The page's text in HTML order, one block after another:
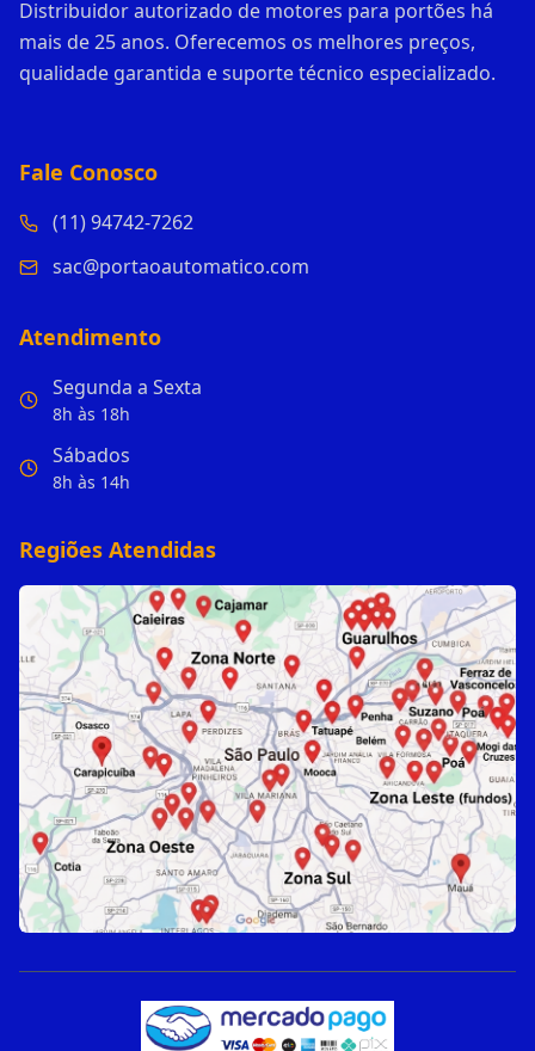
Distribuidor autorizado de motores para portões há
mais de 25 anos. Oferecemos os melhores preços,
qualidade garantida e suporte técnico especializado.
Fale Conosco
(11) 94742-7262
sac@portaoautomatico.com
Atendimento
Segunda a Sexta
8h às 18h
Sábados
8h às 14h
Regiões Atendidas